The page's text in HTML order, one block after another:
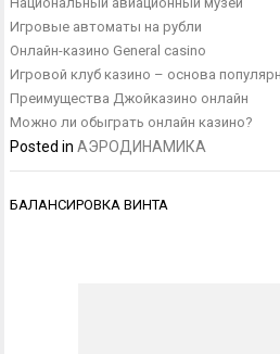
Игровые автоматы на рубли
Онлайн-казино General casino
Игровой клуб казино – основа
Преимущества Джойказино онлайн
Можно ли обыграть онлайн казино?
Posted inАЭРОДИНАМИКА
Навигация
БАЛАНСИРОВКА ВИНТА